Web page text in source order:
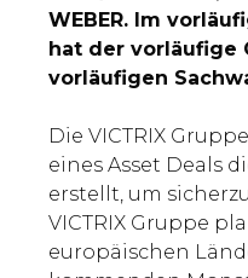
WEBER. Im
hat der vorläufige
vorläufigen
Die VICTRIX
eines Asset Deals
erstellt, um
VICTRIX Gruppe
europäischen